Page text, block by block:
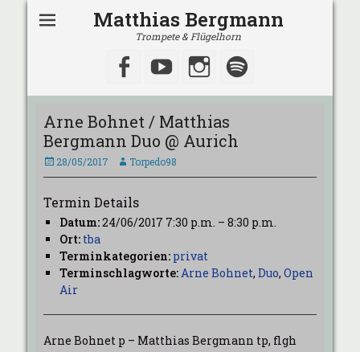
Matthias Bergmann
Trompete & Flügelhorn
Facebook
YouTubeInstagram
Arne Bohnet / Matthias
Bergmann Duo @ Aurich
Veröffentlicht
am
28/05/2017 AutorTorpedo98
Termin Details
Datum:24/06/2017 7:30 p.m. – 8:30 p.m.
Ort: tba
Terminkategorien: privat
Terminschlagworte:Arne Bohnet, Duo, Open
Air
Arne Bohnet p – Matthias Bergmann tp, flgh